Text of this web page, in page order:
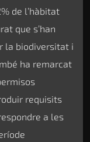
de l’hàbitat
que s’han
la biodiversitat i
ha remarcat
requisits
a les